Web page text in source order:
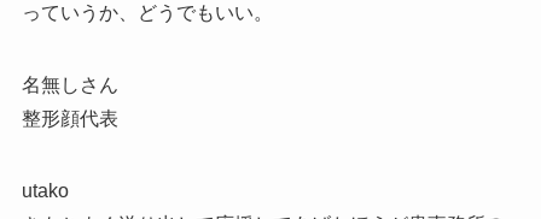
っていうか、どうでもいい。
名無しさん
整形顔代表
utako